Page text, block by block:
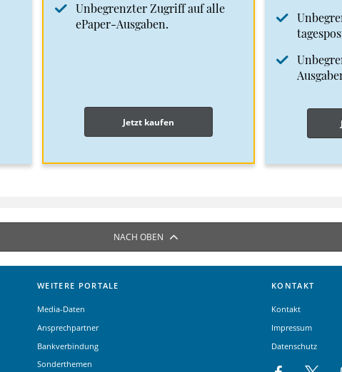
Unbegrenzter Zugriff auf alle
ePaper-Ausgaben.
Jetzt kaufen
NACH OBEN
WEITERE PORTALE
Media-Daten
Ansprechpartner
Bankverbindung
Sonderthemen
KONTAKT
Kontakt
Impressum
Datenschutz